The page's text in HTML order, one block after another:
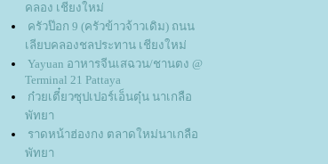
คลอง เชียงใหม่
ครัวป๊อก 9 (ครัวข้าวจ้าวเดิม) ถนน
เลียบคลองชลประทาน เชียงใหม่
Yayuan อาหารจีนเสฉวน/ชานตง @
Terminal 21 Pattaya
ก๋วยเตี๋ยวซุปเปอร์เอ็นตุ๋น นาเกลือ
พัทยา
ราดหน้าฮ่องกง ตลาดใหม่นาเกลือ
พัทยา